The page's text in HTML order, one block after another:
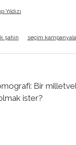
Yıldızı
şahin seçim
Bir
ister?